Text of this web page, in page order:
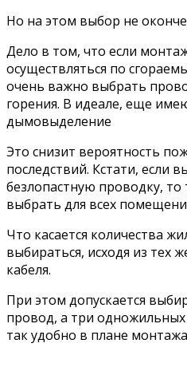
Но на этом выбор не
Дело в том, что если
осуществляться по
очень важно выбрать
горения. В идеале, еще
дымовыделение
Это снизит вероятность
последствий. Кстати, если
безлопастную проводку, то
выбрать для всех
Что касается количества
выбираться, исходя из тех
кабеля.
При этом допускается
провод, а три
так удобно в плане